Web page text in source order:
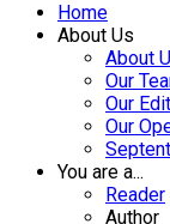
Home
About Us
About
Our
Our
Our
You are a...
Reader
Author